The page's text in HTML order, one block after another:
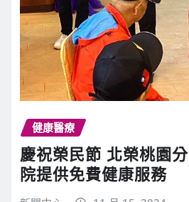
健康醫療
慶祝榮民節 北榮桃園分
院提供免費健康服務